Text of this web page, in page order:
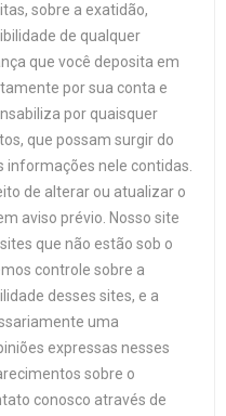
sobre a exatidão,
de qualquer
que você deposita em
por sua conta e
por quaisquer
que possam surgir do
informações nele contidas.
de alterar ou atualizar o
aviso prévio. Nosso site
que não estão sob o
controle sobre a
desses sites, e a
uma
expressas nesses
sobre o
conosco através de